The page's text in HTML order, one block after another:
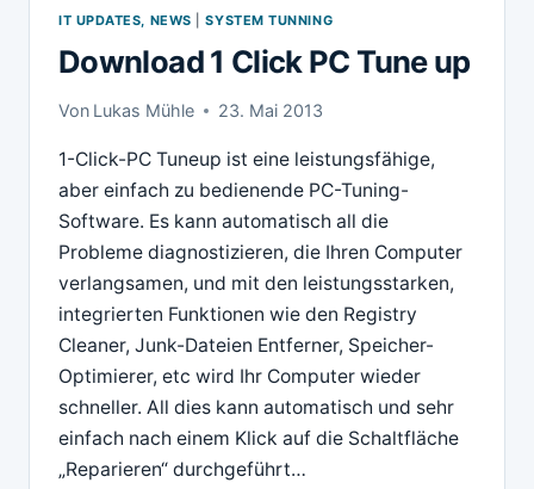
IT UPDATES, NEWS |SYSTEM TUNNING
Download 1 Click PC Tune up
Von Lukas Mühle 23. Mai 2013
1-Click-PC Tuneup ist eine leistungsfähige,
aber einfach zu bedienende PC-Tuning-
Software. Es kann automatisch all die
Probleme diagnostizieren, die Ihren Computer
verlangsamen, und mit den leistungsstarken,
integrierten Funktionen wie den Registry
Cleaner, Junk-Dateien Entferner, Speicher-
Optimierer, etc wird Ihr Computer wieder
schneller. All dies kann automatisch und sehr
einfach nach einem Klick auf die Schaltfläche
„Reparieren“ durchgeführt…